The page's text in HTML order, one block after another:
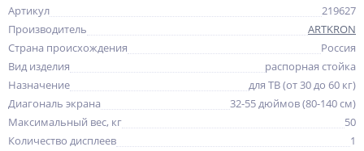
Артикул
219627
Производитель
ARTKRON
Страна происхождения
Россия
Вид изделия
распорная стойка
Назначение
для ТВ (от 30 до 60 кг)
Диагональ экрана
32-55 дюймов (80-140 см)
Максимальный вес, кг
50
Количество дисплеев
1